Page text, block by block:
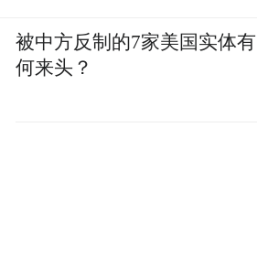
被中方反制的7家美国实体有
何来头？